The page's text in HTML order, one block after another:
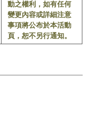
動之權利，如有任何
變更內容或詳細注意
事項將公布於本活動
頁，恕不另行通知。